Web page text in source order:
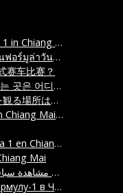
Where to watch the Formula 1 in Chiang Mai?
นีในเชียงใหม่ได้
赛车比赛？
어디인가요
basho wa doko desu ka)
Mai sehen
Chiang Mai
Mai
أين يمكن مشاهدة
в Чиангмае